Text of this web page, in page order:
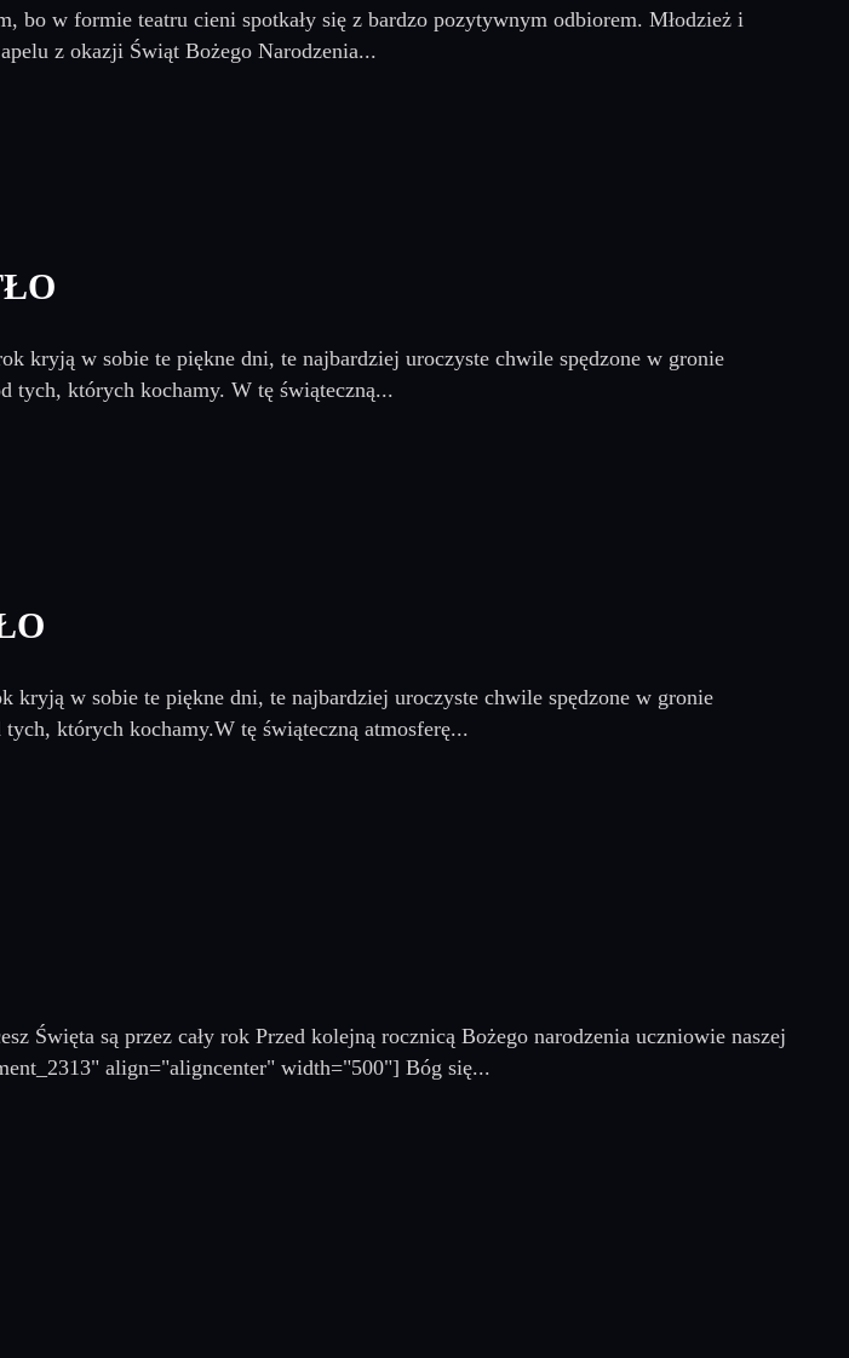
bo w formie teatru cieni spotkały się z bardzo pozytywnym odbiorem. Młodzież i
z okazji Świąt Bożego Narodzenia...
kryją w sobie te piękne dni, te najbardziej uroczyste chwile spędzone w gronie
tych, których kochamy. W tę świąteczną...
kryją w sobie te piękne dni, te najbardziej uroczyste chwile spędzone w gronie
których kochamy.W tę świąteczną atmosferę...
Święta są przez cały rok Przed kolejną rocznicą Bożego narodzenia uczniowie naszej
align="aligncenter" width="500"] Bóg się...